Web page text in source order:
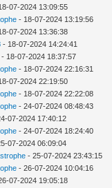
07-2024 13:09:55
- 18-07-2024 13:19:56
07-2024 13:36:38
- 18-07-2024 14:24:41
- 18-07-2024 18:37:57
- 18-07-2024 22:16:31
07-2024 22:19:50
- 18-07-2024 22:22:08
- 24-07-2024 08:48:43
07-2024 17:40:12
- 24-07-2024 18:24:40
07-2024 06:09:04
- 25-07-2024 23:43:15
- 26-07-2024 10:04:16
07-2024 19:05:18